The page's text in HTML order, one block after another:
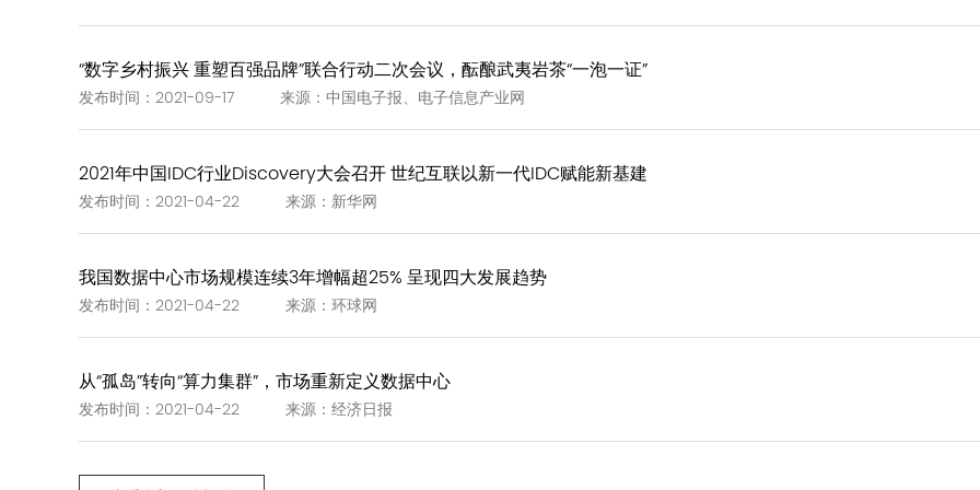
“数字乡村振兴 重塑百强品牌”联合行动二次会议，酝酿武夷岩茶“一泡一证”
发布时间：2021-09-17 来源：中国电子报、电子信息产业网
2021年中国IDC行业Discovery大会召开 世纪互联以新一代IDC赋能新基建
发布时间：2021-04-22 来源：新华网
我国数据中心市场规模连续3年增幅超25% 呈现四大发展趋势
发布时间：2021-04-22 来源：环球网
从“孤岛”转向“算力集群”，市场重新定义数据中心
发布时间：2021-04-22 来源：经济日报